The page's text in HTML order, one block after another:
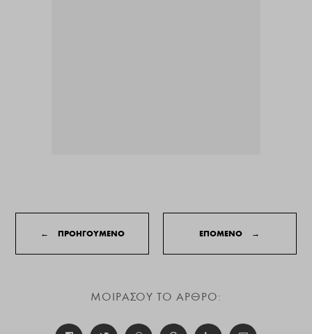
← ΠΡΟΗΓΟΥΜΕΝΟ ΕΠΟΜΕΝΟ →
ΜΟΙΡΑΣΟΥ ΤΟ ΑΡΘΡΟ: